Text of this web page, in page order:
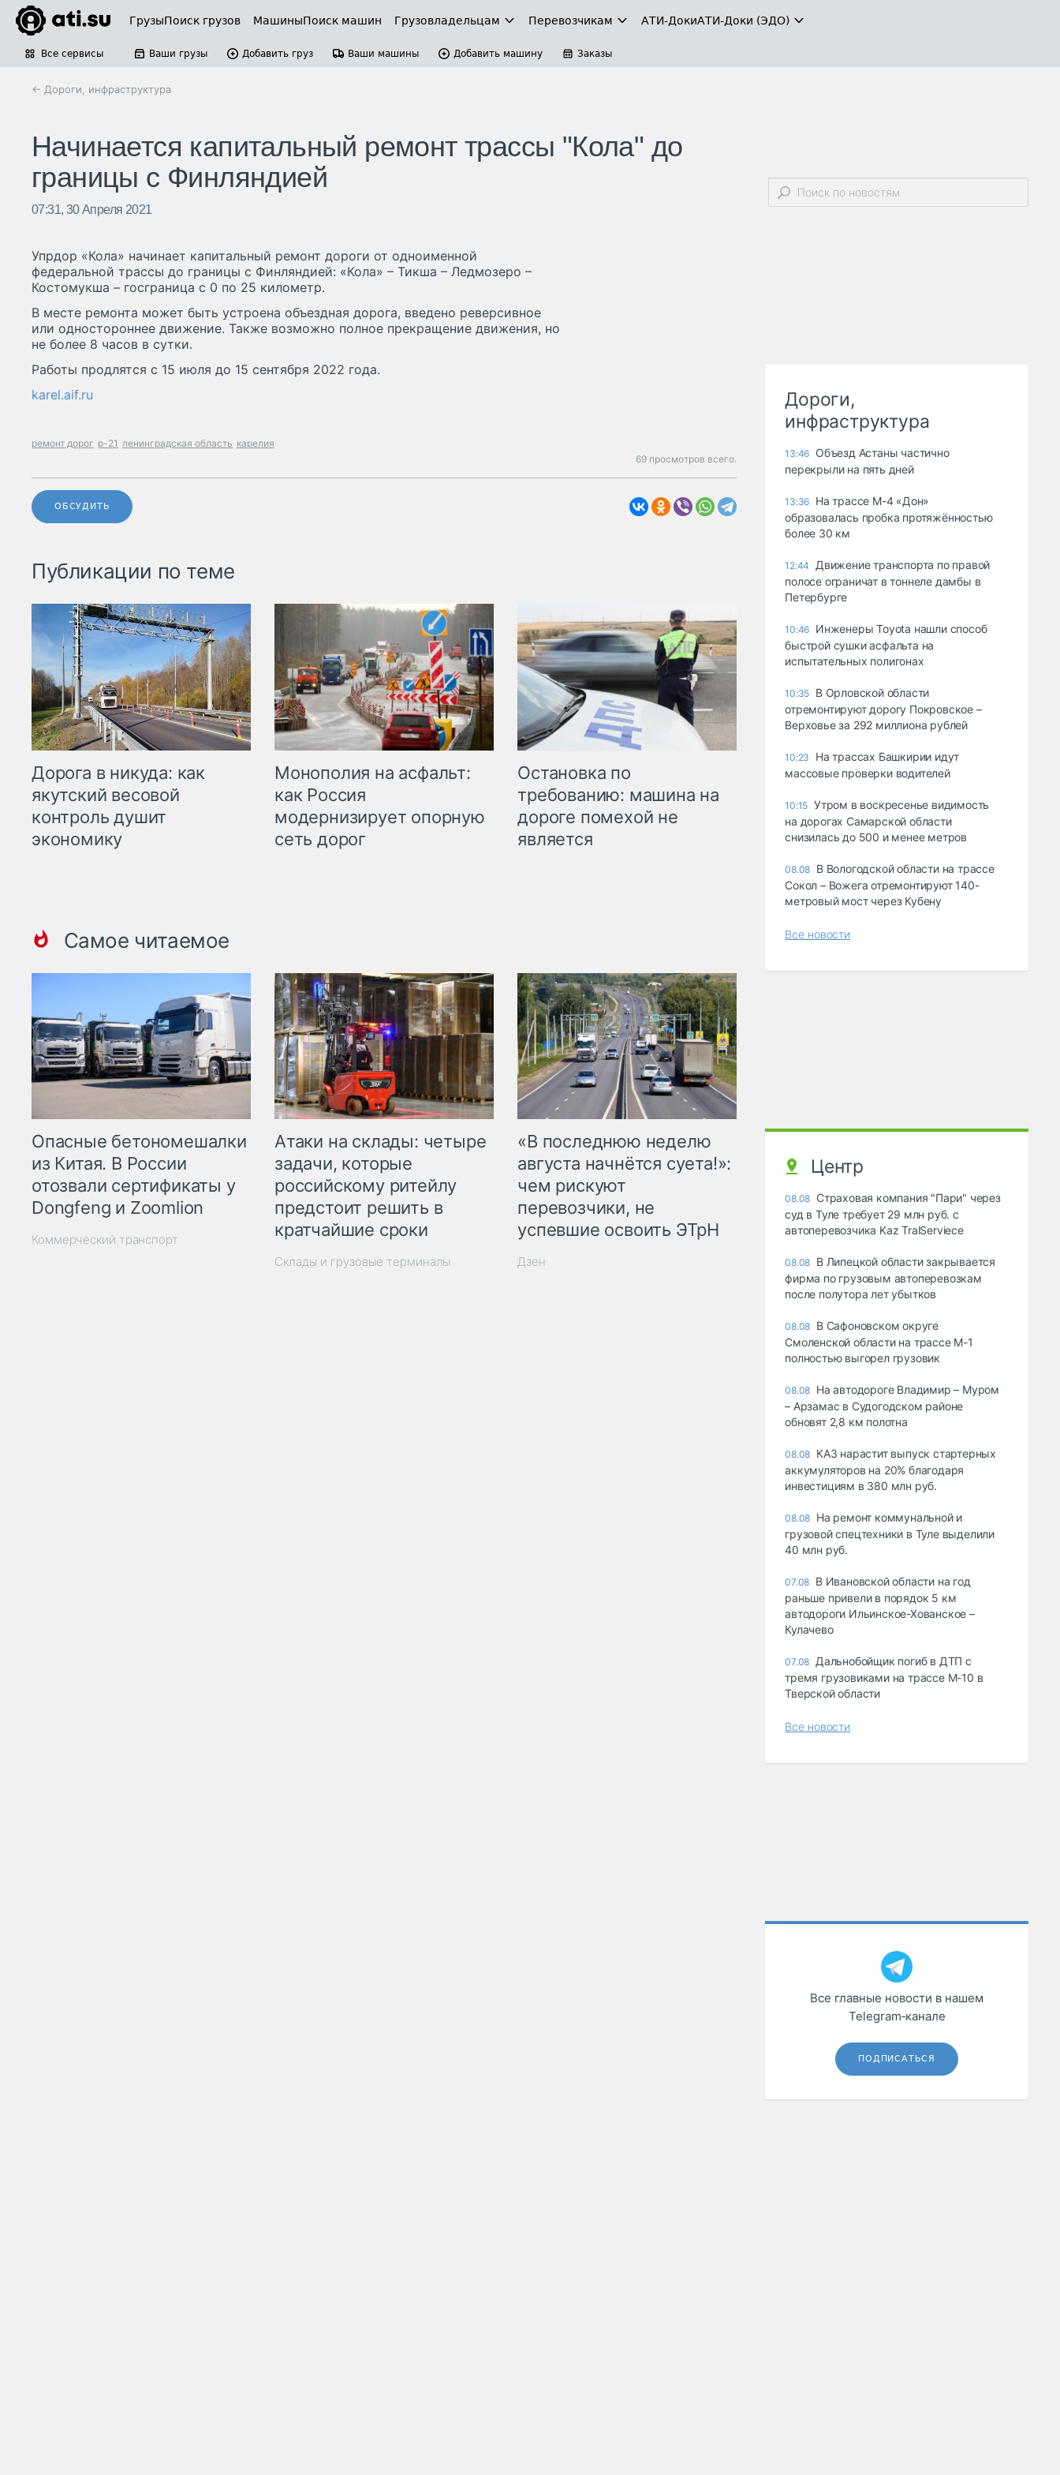
ГрузыПоиск грузов МашиныПоиск машин Грузовладельцам Перевозчикам АТИ-ДокиАТИ-Доки (ЭДО)
Все сервисы Ваши грузы Добавить груз Ваши машины Добавить машину Заказы
← Дороги, инфраструктура
Начинается капитальный ремонт трассы "Кола" до
границы с Финляндией
07:31, 30 Апреля 2021
Упрдор «Кола» начинает капитальный ремонт дороги от одноименной
федеральной трассы до границы с Финляндией: «Кола» – Тикша – Ледмозеро –
Костомукша – госграница с 0 по 25 километр.
В месте ремонта может быть устроена объездная дорога, введено реверсивное
или одностороннее движение. Также возможно полное прекращение движения, но
не более 8 часов в сутки.
Работы продлятся с 15 июля до 15 сентября 2022 года.
karel.aif.ru
ремонт дорог р-21 ленинградская область карелия
69 просмотров всего.
ОБСУДИТЬ
Публикации по теме
Дорога в никуда: как
якутский весовой
контроль душит
экономику
Монополия на асфальт:
как Россия
модернизирует опорную
сеть дорог
Остановка по
требованию: машина на
дороге помехой не
является
Самое читаемое
Опасные бетономешалки
из Китая. В России
отозвали сертификаты у
Dongfeng и Zoomlion
Коммерческий транспорт
Атаки на склады: четыре
задачи, которые
российскому ритейлу
предстоит решить в
кратчайшие сроки
Склады и грузовые терминалы
«В последнюю неделю
августа начнётся суета!»:
чем рискуют
перевозчики, не
успевшие освоить ЭТрН
Дзен
Дороги,
инфраструктура
13:46 Объезд Астаны частично
перекрыли на пять дней
13:36 На трассе М-4 «Дон»
образовалась пробка протяжённостью
более 30 км
12:44
Движение транспорта по правой
полосе ограничат в тоннеле дамбы в
Петербурге
10:46 Инженеры Toyota нашли способ
быстрой сушки асфальта на
испытательных полигонах
10:35 В Орловской области
отремонтируют дорогу Покровское –
Верховье за 292 миллиона рублей
10:23
На трассах Башкирии идут
массовые проверки водителей
10:15 Утром в воскресенье видимость
на дорогах Самарской области
снизилась до 500 и менее метров
08.08 В Вологодской области на трассе
Сокол – Вожега отремонтируют 140-
метровый мост через Кубену
Все новости
Центр
08.08 Страховая компания "Пари" через
суд в Туле требует 29 млн руб. с
автоперевозчика Kaz TralServiece
08.08 В Липецкой области закрывается
фирма по грузовым автоперевозкам
после полутора лет убытков
08.08 В Сафоновском округе
Смоленской области на трассе М-1
полностью выгорел грузовик
08.08 На автодороге Владимир – Муром
– Арзамас в Судогодском районе
обновят 2,8 км полотна
08.08 КАЗ нарастит выпуск стартерных
аккумуляторов на 20% благодаря
инвестициям в 380 млн руб.
08.08 На ремонт коммунальной и
грузовой спецтехники в Туле выделили
40 млн руб.
07.08 В Ивановской области на год
раньше привели в порядок 5 км
автодороги Ильинское-Хованское –
Кулачево
07.08 Дальнобойщик погиб в ДТП с
тремя грузовиками на трассе М-10 в
Тверской области
Все новости
Все главные новости в нашем
Telegram‑канале
ПОДПИСАТЬСЯ